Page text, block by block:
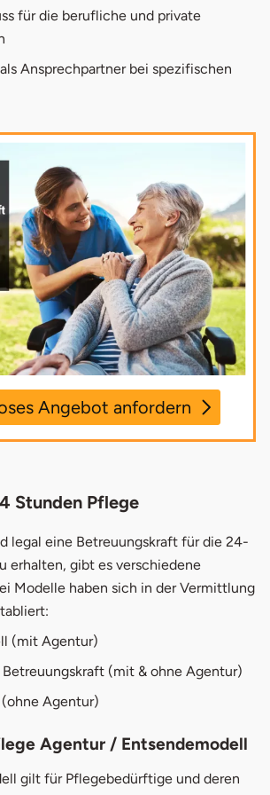
für die berufliche und private
Ansprechpartner bei spezifischen
Angebot anfordern
Angebot für eine
zur 24-Stunden-Pflege
Sie uns Ihre Kontaktdaten
sich unsere Service-
Ihnen zurück und besprechen
Ihre Fragen sowie ein
(optional)
Stunden Pflege
legal eine Betreuungskraft für die 24-
erhalten, gibt es verschiedene
Modelle haben sich in der Vermittlung
(mit Agentur)
(mit & ohne Agentur)
Agentur)
Agentur / Entsendemodell
gilt für Pflegebedürftige und deren